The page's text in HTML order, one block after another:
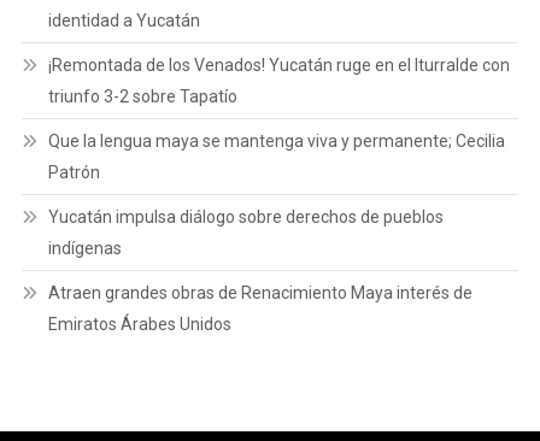
identidad a Yucatán
¡Remontada de los Venados! Yucatán ruge en el Iturralde con
triunfo 3-2 sobre Tapatío
Que la lengua maya se mantenga viva y permanente; Cecilia
Patrón
Yucatán impulsa diálogo sobre derechos de pueblos
indígenas
Atraen grandes obras de Renacimiento Maya interés de
Emiratos Árabes Unidos